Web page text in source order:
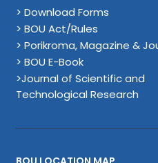
> Download Forms
> BOU Act/Rules
> Porikroma, Magazine &
> BOU E-Book
>Journal of Scientific and
Technological Research